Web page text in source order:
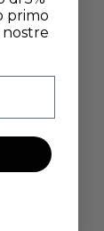
primo
nostre